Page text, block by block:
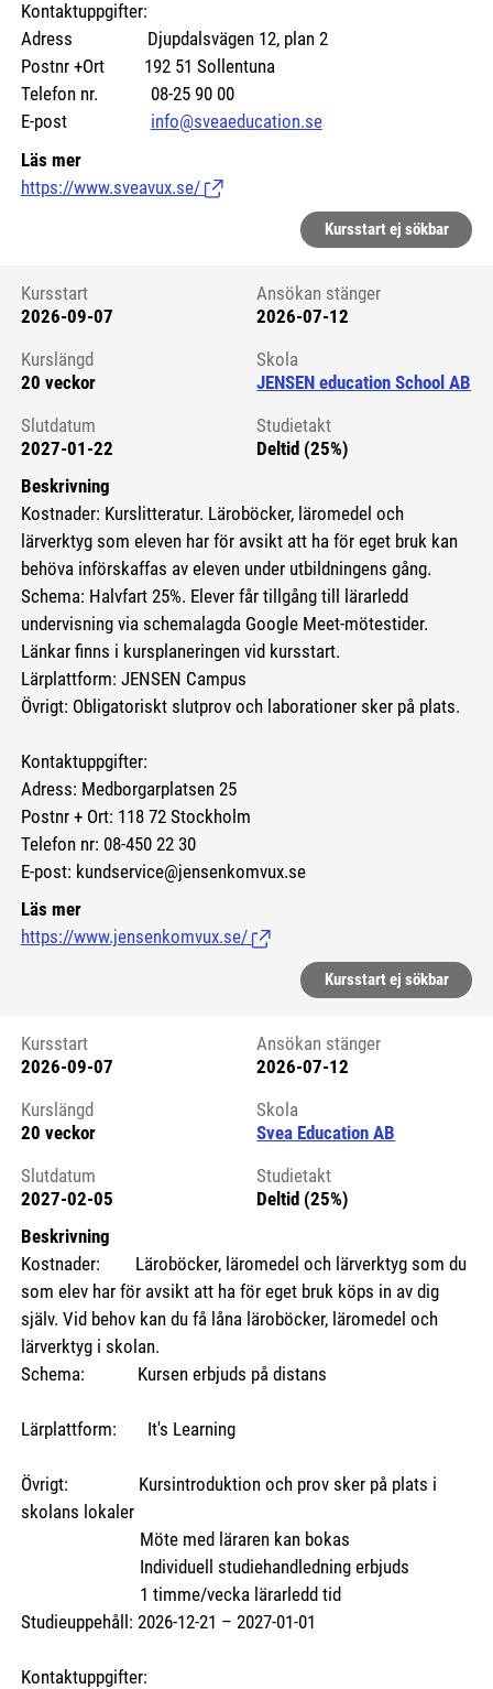
Kontaktuppgifter:
Adress Djupdalsvägen 12, plan 2
Postnr +Ort 192 51 Sollentuna
Telefon nr. 08-25 90 00
E-post info@sveaeducation.se
Läs mer
https://www.sveavux.se/ (Länk till extern sida.)
Kursstart ej sökbar
Kursstart 6100727
Kursstart
2026-09-07
Ansökan stänger
2026-07-12
Kurslängd
20 veckor
Skola
JENSEN education School AB
Slutdatum
2027-01-22
Studietakt
Deltid (25%)
Beskrivning
Kostnader: Kurslitteratur. Läroböcker, läromedel och
lärverktyg som eleven har för avsikt att ha för eget bruk kan
behöva införskaffas av eleven under utbildningens gång.
Schema: Halvfart 25%. Elever får tillgång till lärarledd
undervisning via schemalagda Google Meet-mötestider.
Länkar finns i kursplaneringen vid kursstart.
Lärplattform: JENSEN Campus
Övrigt: Obligatoriskt slutprov och laborationer sker på plats.
Kontaktuppgifter:
Adress: Medborgarplatsen 25
Postnr + Ort: 118 72 Stockholm
Telefon nr: 08-450 22 30
E-post: kundservice@jensenkomvux.se
Läs mer
https://www.jensenkomvux.se/ (Länk till extern sida.)
Kursstart ej sökbar
Kursstart 6231139
Kursstart
2026-09-07
Ansökan stänger
2026-07-12
Kurslängd
20 veckor
Skola
Svea Education AB
Slutdatum
2027-02-05
Studietakt
Deltid (25%)
Beskrivning
Kostnader: Läroböcker, läromedel och lärverktyg som du
som elev har för avsikt att ha för eget bruk köps in av dig
själv. Vid behov kan du få låna läroböcker, läromedel och
lärverktyg i skolan.
Schema: Kursen erbjuds på distans
Lärplattform: It's Learning
Övrigt: Kursintroduktion och prov sker på plats i
skolans lokaler
Möte med läraren kan bokas
Individuell studiehandledning erbjuds
1 timme/vecka lärarledd tid
Studieuppehåll: 2026-12-21 – 2027-01-01
Kontaktuppgifter: